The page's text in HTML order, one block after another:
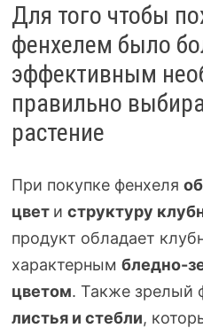
Для того чтобы
фенхелем было
эффективным
правильно
растение
При покупке фенхеля
цвет и структуру
продукт обладает
характерным бледно-
цветом. Также зрелый
листья и стебли,